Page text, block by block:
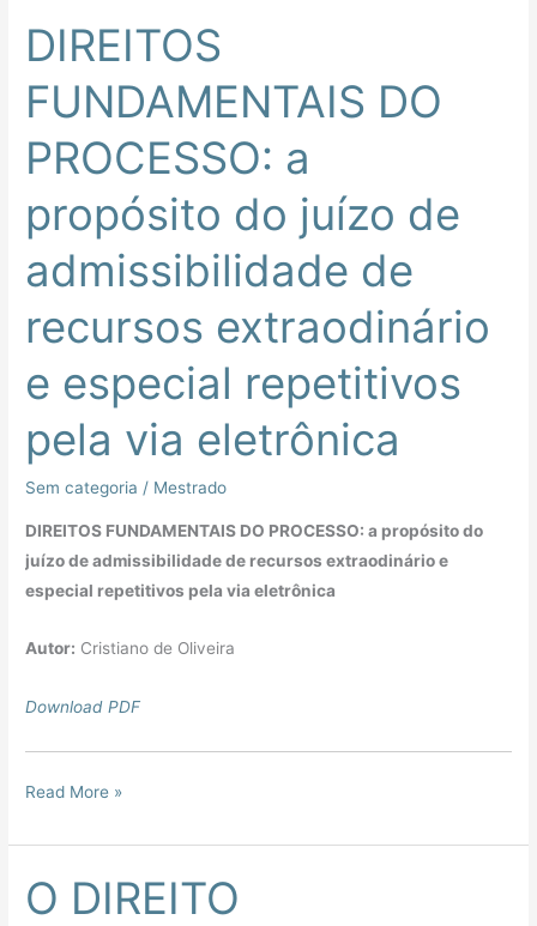
DIREITOS
FUNDAMENTAIS DO
PROCESSO: a
propósito do juízo de
admissibilidade de
recursos extraodinário
e especial repetitivos
pela via eletrônica
Sem categoria / Mestrado
DIREITOS FUNDAMENTAIS DO PROCESSO: a propósito do
juízo de admissibilidade de recursos extraodinário e
especial repetitivos pela via eletrônica
Autor: Cristiano de Oliveira
Download PDF
DIREITOS
FUNDAMENTAIS
DO
PROCESSO:
a
propósito
do
juízo
de
de
extraodinário
especial
repetitivos
via
eletrônica
Read More »
O DIREITO
O
DIREITO